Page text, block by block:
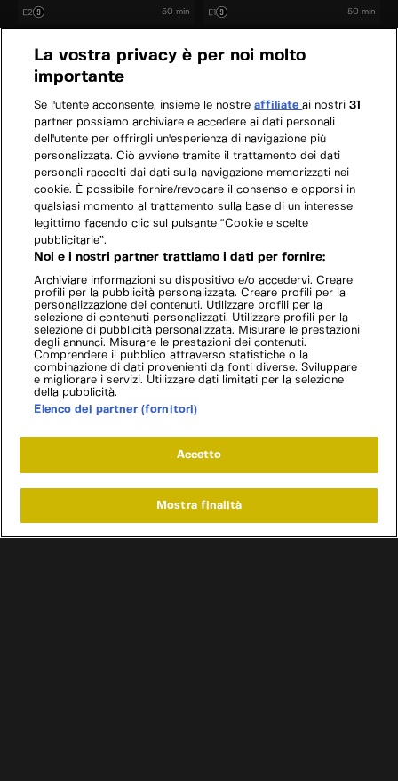
E2 50 min E1 50 min
La vostra privacy è per noi molto
importante
Se l'utente acconsente, insieme le nostreaffiliateai nostri31
partner possiamo archiviare e accedere ai dati personali
dell'utente per offrirgli un'esperienza di navigazione più
personalizzata. Ciò avviene tramite il trattamento dei dati
personali raccolti dai dati sulla navigazione memorizzati nei
cookie. È possibile fornire/revocare il consenso e opporsi in
qualsiasi momento al trattamento sulla base di un interesse
legittimo facendo clic sul pulsante “Cookie e scelte
pubblicitarie”.
Noi e i nostri partner trattiamo i dati per fornire:
Archiviare informazioni su dispositivo e/o accedervi. Creare
profili per la pubblicità personalizzata. Creare profili per la
personalizzazione dei contenuti. Utilizzare profili per la
selezione di contenuti personalizzati. Utilizzare profili per la
selezione di pubblicità personalizzata. Misurare le prestazioni
degli annunci. Misurare le prestazioni dei contenuti.
Comprendere il pubblico attraverso statistiche o la
combinazione di dati provenienti da fonti diverse. Sviluppare
e migliorare i servizi. Utilizzare dati limitati per la selezione
della pubblicità.
Elenco dei partner (fornitori)
Accetto
Mostra finalità